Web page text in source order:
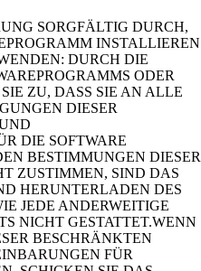
SORGFÄLTIG DURCH,
INSTALLIEREN
DURCH DIE
ODER
ZU, DASS SIE AN ALLE
DIESER
DIE SOFTWARE
BESTIMMUNGEN DIESER
ZUSTIMMEN, SIND DAS
HERUNTERLADEN DES
JEDE ANDERWEITIGE
NICHT GESTATTET.WENN
BESCHRÄNKTEN
FÜR